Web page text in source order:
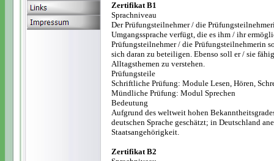
Zertifikat B1
Sprachniveau
Der Prüfungsteilnehmer / die
Umgangssprache verfügt, die es ihm / ihr
Prüfungsteilnehmer / die Prüfungsteilnehmerin
sich daran zu beteiligen. Ebenso soll er / sie
Alltagsthemen zu verstehen.
Prüfungsteile
Schriftliche Prüfung: Module Lesen, Hören,
Mündliche Prüfung: Modul Sprechen
Bedeutung
Aufgrund des weltweit hohen
deutschen Sprache geschätzt; in Deutschland
Staatsangehörigkeit.
Zertifikat B2